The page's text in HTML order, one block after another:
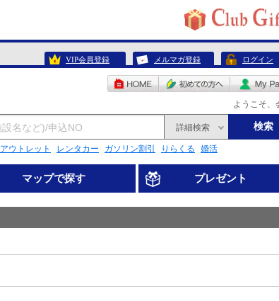
VIP会員登録 メルマガ登録 ログイン
ようこそ、
詳細検索 検索
アウトレット レンタカー ガソリン割引 りらくる 婚活
マップで探す プレゼント